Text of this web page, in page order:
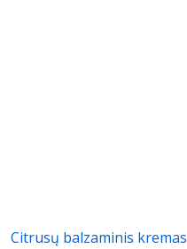
Citrusų balzaminis kremas